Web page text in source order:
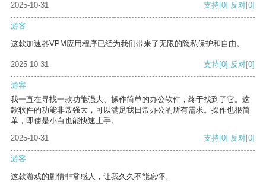
2025-10-31 支持[0] 反对[0]
游客
这款加速器VPM应用程序已经为我们带来了无限的隐私保护和自由。
2025-10-31 支持[0] 反对[0]
游客
我一直在寻找一款功能强大、操作简单的办公软件，终于找到了它。这
款软件的功能非常强大，可以满足我日常办公的所有需求。操作也很简
单，即使是小白也能快速上手。
2025-10-31
支持[0] 反对[0]
游客
这款游戏的剧情非常感人，让我久久不能忘怀。